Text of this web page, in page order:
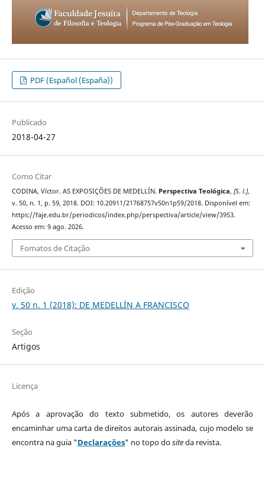
PDF (Español (España))
Publicado
2018-04-27
Como Citar
CODINA, Víctor. AS EXPOSIÇÕES DE MEDELLÍN. Perspectiva Teológica, [S. l.],
v. 50, n. 1, p. 59, 2018. DOI: 10.20911/21768757v50n1p59/2018. Disponível em:
https://faje.edu.br/periodicos/index.php/perspectiva/article/view/3953.
Acesso em: 9 ago. 2026.
Fomatos de Citação
Edição
v. 50 n. 1 (2018): DE MEDELLÍN A FRANCISCO
Seção
Artigos
Licença
Após a aprovação do texto submetido, os autores deverão
encaminhar uma carta de direitos autorais assinada, cujo modelo se
encontra na guia "Declarações" no topo dositeda revista.